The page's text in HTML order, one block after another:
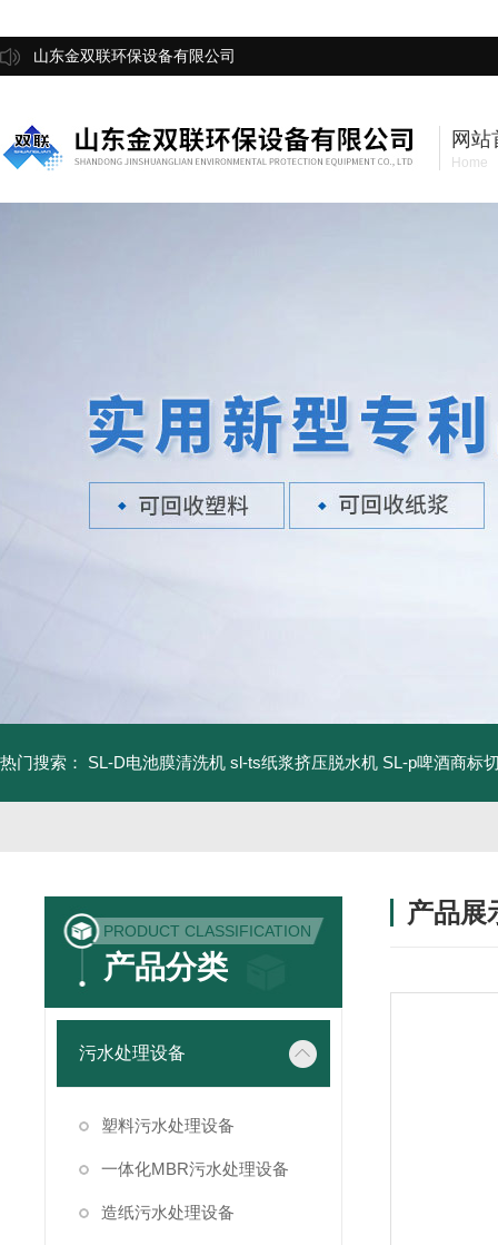
山东金双联环保设备有限公司
网站
Home
热门搜索： SL-D电池膜清洗机 sl-ts纸浆挤压脱水机 SL-p啤酒商标
PRODUCT CLASSIFICATION
产品分类
污水处理设备
塑料污水处理设备
一体化MBR污水处理设备
造纸污水处理设备
产品展